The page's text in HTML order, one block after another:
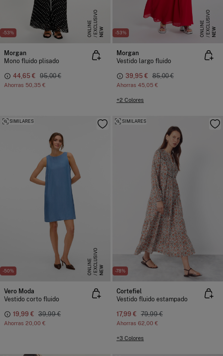
-53% NEW
E
X
C
L
US
I
V
O
O
N
L
I
N
E
Morgan
Mono fluido plisado
44,65 € 95,00 €
Ahorras 50,35 €
-53% NEW
E
X
C
L
US
I
V
O
O
N
L
I
N
E
Morgan
Vestido largo fluido
39,95 € 85,00 €
Ahorras 45,05 €
+2 Colores
-50% NEW
E
X
C
L
US
I
V
O
O
N
L
I
N
E
SIMILARES
Vero Moda
Vestido corto fluido
19,99 € 39,99 €
Ahorras 20,00 €
-78%
SIMILARES
Cortefiel
Vestido fluido estampado
17,99 € 79,99 €
Ahorras 62,00 €
+3 Colores